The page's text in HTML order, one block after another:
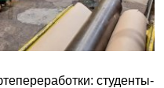
студенты-